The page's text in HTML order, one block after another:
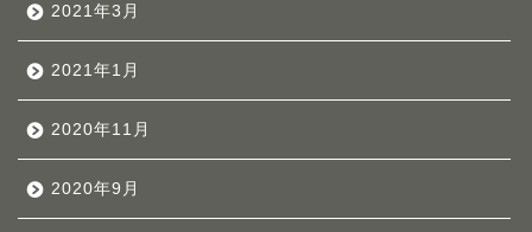
2021年3月
2021年1月
2020年11月
2020年9月